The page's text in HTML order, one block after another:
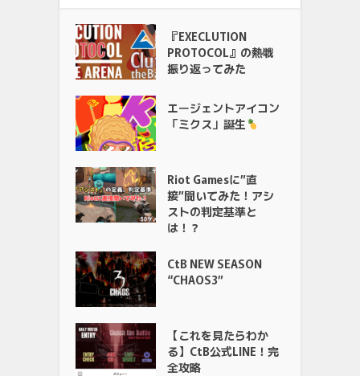
『EXECLUTION
PROTOCOL』の熱戦
振り返ってみた
エージェントアイコン
「ミクス」誕生
Riot Gamesに”直
接”聞いてみた！アシ
ストの判定基準と
は！？
CtB NEW SEASON
“CHAOS3”
【これを見たらわか
る】CtB公式LINE！完
全攻略